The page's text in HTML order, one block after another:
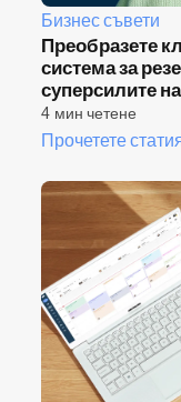
Бизнес съвети
Преобразете
система за
суперсилите
4 мин четене
Прочетете